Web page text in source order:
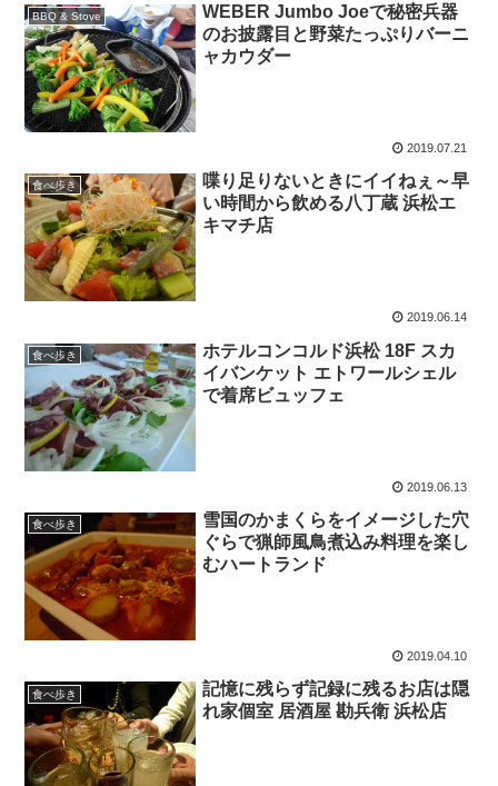
BBQ & Stove
WEBER Jumbo Joeで秘密兵器
のお披露目と野菜たっぷりバーニ
ャカウダー
2019.07.21
食べ歩き
喋り足りないときにイイねぇ～早
い時間から飲める八丁蔵 浜松エ
キマチ店
2019.06.14
食べ歩き
ホテルコンコルド浜松 18F スカ
イバンケット エトワールシェル
で着席ビュッフェ
2019.06.13
食べ歩き
雪国のかまくらをイメージした穴
ぐらで猟師風鳥煮込み料理を楽し
むハートランド
2019.04.10
食べ歩き
記憶に残らず記録に残るお店は隠
れ家個室 居酒屋 勘兵衛 浜松店